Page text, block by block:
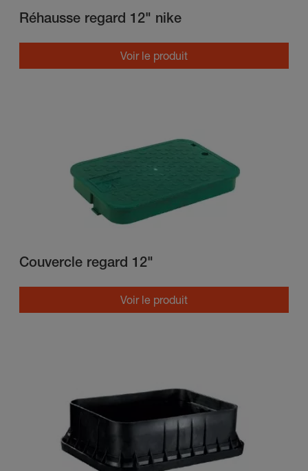
Réhausse regard 12" nike
Voir le produit
Couvercle regard 12"
Voir le produit